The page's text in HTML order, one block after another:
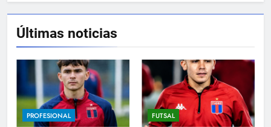
Últimas noticias
PROFESIONAL FUTSAL
PROFESIONAL
6